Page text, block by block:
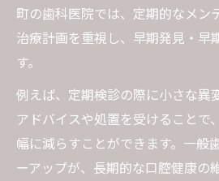
町の歯科医院では、定期的なメン
治療計画を重視し、早期発見・早
す。
例えば、定期検診の際に小さな異
アドバイスや処置を受けることで
幅に減らすことができます。一般
ーアップが、長期的な口腔健康の